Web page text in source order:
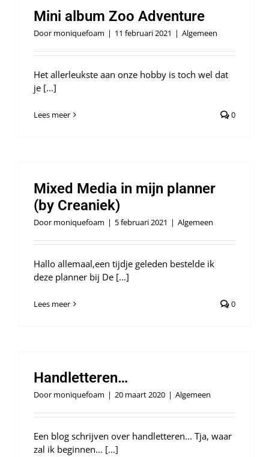
Mini album Zoo Adventure
Door moniquefoam | 11 februari 2021 | Algemeen
Het allerleukste aan onze hobby is toch wel dat
je [...]
Lees meer 0
Mixed Media in mijn planner
(by Creaniek)
Door moniquefoam | 5 februari 2021 | Algemeen
Hallo allemaal,een tijdje geleden bestelde ik
deze planner bij De [...]
Lees meer 0
Handletteren…
Door moniquefoam | 20 maart 2020 | Algemeen
Een blog schrijven over handletteren... Tja, waar
zal ik beginnen... [...]